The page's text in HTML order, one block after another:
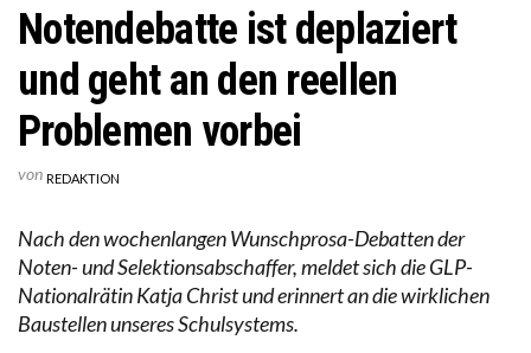
Notendebatte ist deplaziert
und geht an den reellen
Problemen vorbei
von REDAKTION
Nach den wochenlangen Wunschprosa-Debatten der
Noten- und Selektionsabschaffer, meldet sich die GLP-
Nationalrätin Katja Christ und erinnert an die wirklichen
Baustellen unseres Schulsystems.